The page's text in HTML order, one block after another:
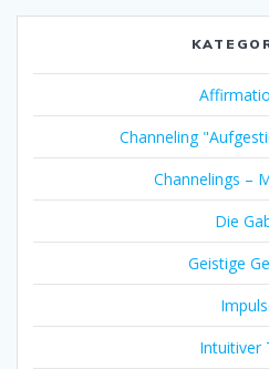
Channeling
Channelings –
Die
Geistige
Intuitiver